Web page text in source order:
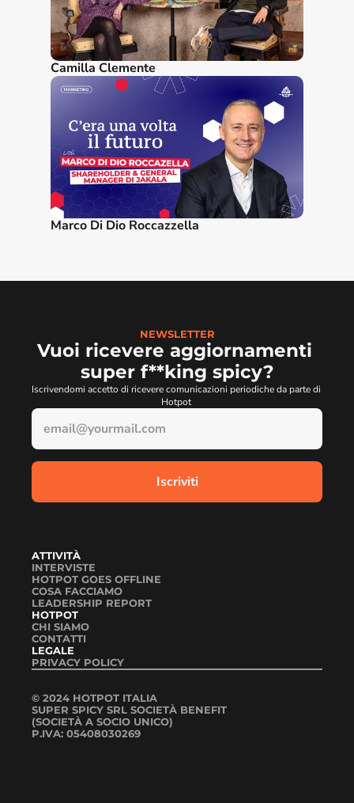
Camilla Clemente
Marco Di Dio Roccazzella
NEWSLETTER
Vuoi ricevere aggiornamenti
super f**king spicy?
Iscrivendomi accetto di ricevere comunicazioni periodiche da parte di
Hotpot
ATTIVITÀ
INTERVISTE
HOTPOT GOES OFFLINE
COSA FACCIAMO
LEADERSHIP REPORT
HOTPOT
CHI SIAMO
CONTATTI
LEGALE
PRIVACY POLICY
© 2024 HOTPOT ITALIA
SUPER SPICY SRL SOCIETÀ BENEFIT
(SOCIETÀ A SOCIO UNICO)
P.IVA: 05408030269